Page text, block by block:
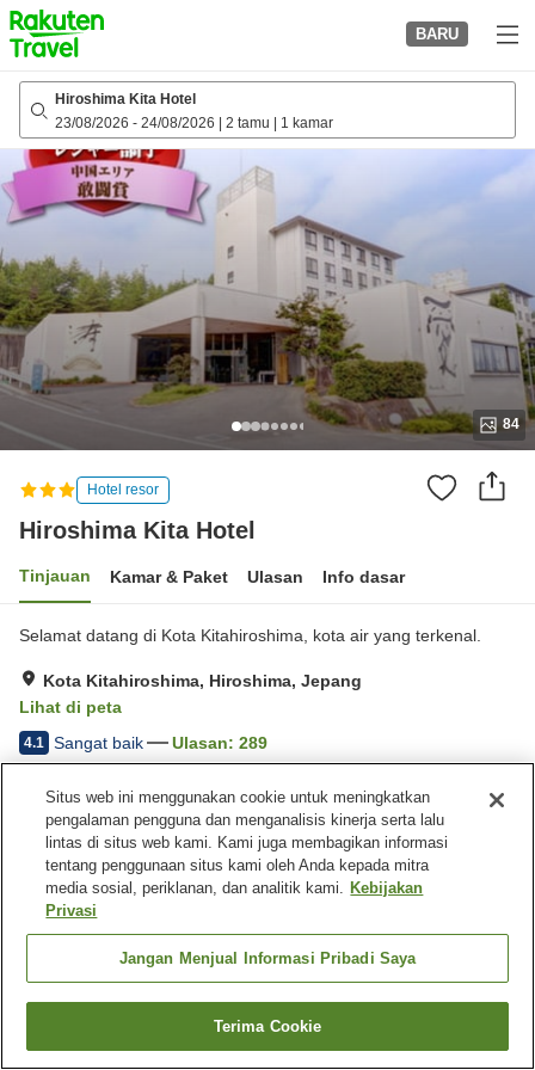
to
top
page
BARU
Hiroshima Kita Hotel
23/08/2026 - 24/08/2026 2 tamu 1 kamar
84
Hotel resor
Hiroshima Kita Hotel
Tinjauan Kamar & Paket Ulasan Info dasar
Selamat datang di Kota Kitahiroshima, kota air yang terkenal.
Kota Kitahiroshima, Hiroshima, Jepang
Lihat di peta
4.1 Sangat baik Ulasan: 289
Fasilitas properti
Tempat parkir
Pemandian dengan
bebatuan alami
Sauna
Restoran
Jepang Hiroshima
Kota Kitahiroshima
Hiroshima Kita Hotel
Cari kamar
Situs web ini menggunakan cookie untuk meningkatkan
pengalaman pengguna dan menganalisis kinerja serta lalu
lintas di situs web kami. Kami juga membagikan informasi
tentang penggunaan situs kami oleh Anda kepada mitra
media sosial, periklanan, dan analitik kami. Kebijakan
Privasi
Jangan Menjual Informasi Pribadi Saya
Terima Cookie